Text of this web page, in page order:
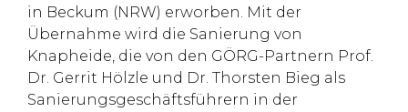
in Beckum (NRW) erworben. Mit der
Übernahme wird die Sanierung von
Knapheide, die von den GÖRG-Partnern Prof.
Dr. Gerrit Hölzle und Dr. Thorsten Bieg als
Sanierungsgeschäftsführern in der